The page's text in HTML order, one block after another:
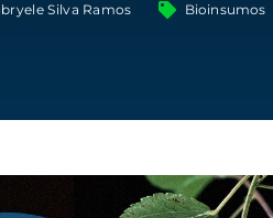
Silva Ramos Bioinsumos